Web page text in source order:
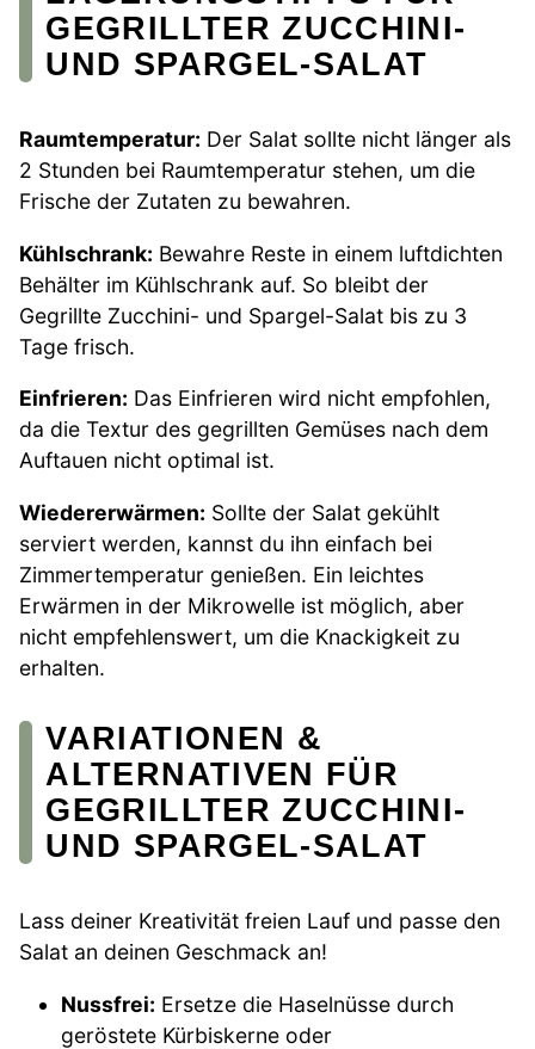
GEGRILLTER ZUCCHINI-
UND SPARGEL-SALAT
Raumtemperatur: Der Salat sollte nicht länger als
2 Stunden bei Raumtemperatur stehen, um die
Frische der Zutaten zu bewahren.
Kühlschrank: Bewahre Reste in einem luftdichten
Behälter im Kühlschrank auf. So bleibt der
Gegrillte Zucchini- und Spargel-Salat bis zu 3
Tage frisch.
Einfrieren: Das Einfrieren wird nicht empfohlen,
da die Textur des gegrillten Gemüses nach dem
Auftauen nicht optimal ist.
Wiedererwärmen: Sollte der Salat gekühlt
serviert werden, kannst du ihn einfach bei
Zimmertemperatur genießen. Ein leichtes
Erwärmen in der Mikrowelle ist möglich, aber
nicht empfehlenswert, um die Knackigkeit zu
erhalten.
VARIATIONEN &
ALTERNATIVEN FÜR
GEGRILLTER ZUCCHINI-
UND SPARGEL-SALAT
Lass deiner Kreativität freien Lauf und passe den
Salat an deinen Geschmack an!
Nussfrei: Ersetze die Haselnüsse durch
geröstete Kürbiskerne oder